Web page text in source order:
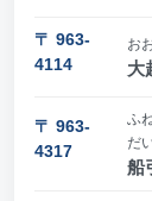
〒 963-
4114
お
大
〒 963-
4317
ふ
だ
船